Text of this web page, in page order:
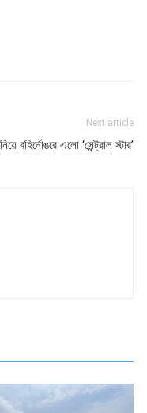
Next article
বহির্নোঙরে এলো ‘সেন্ট্রাল স্টার’